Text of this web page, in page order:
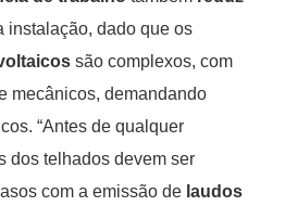
instalação, dado que os
são complexos, com
mecânicos, demandando
“Antes de qualquer
dos telhados devem ser
com a emissão de laudos